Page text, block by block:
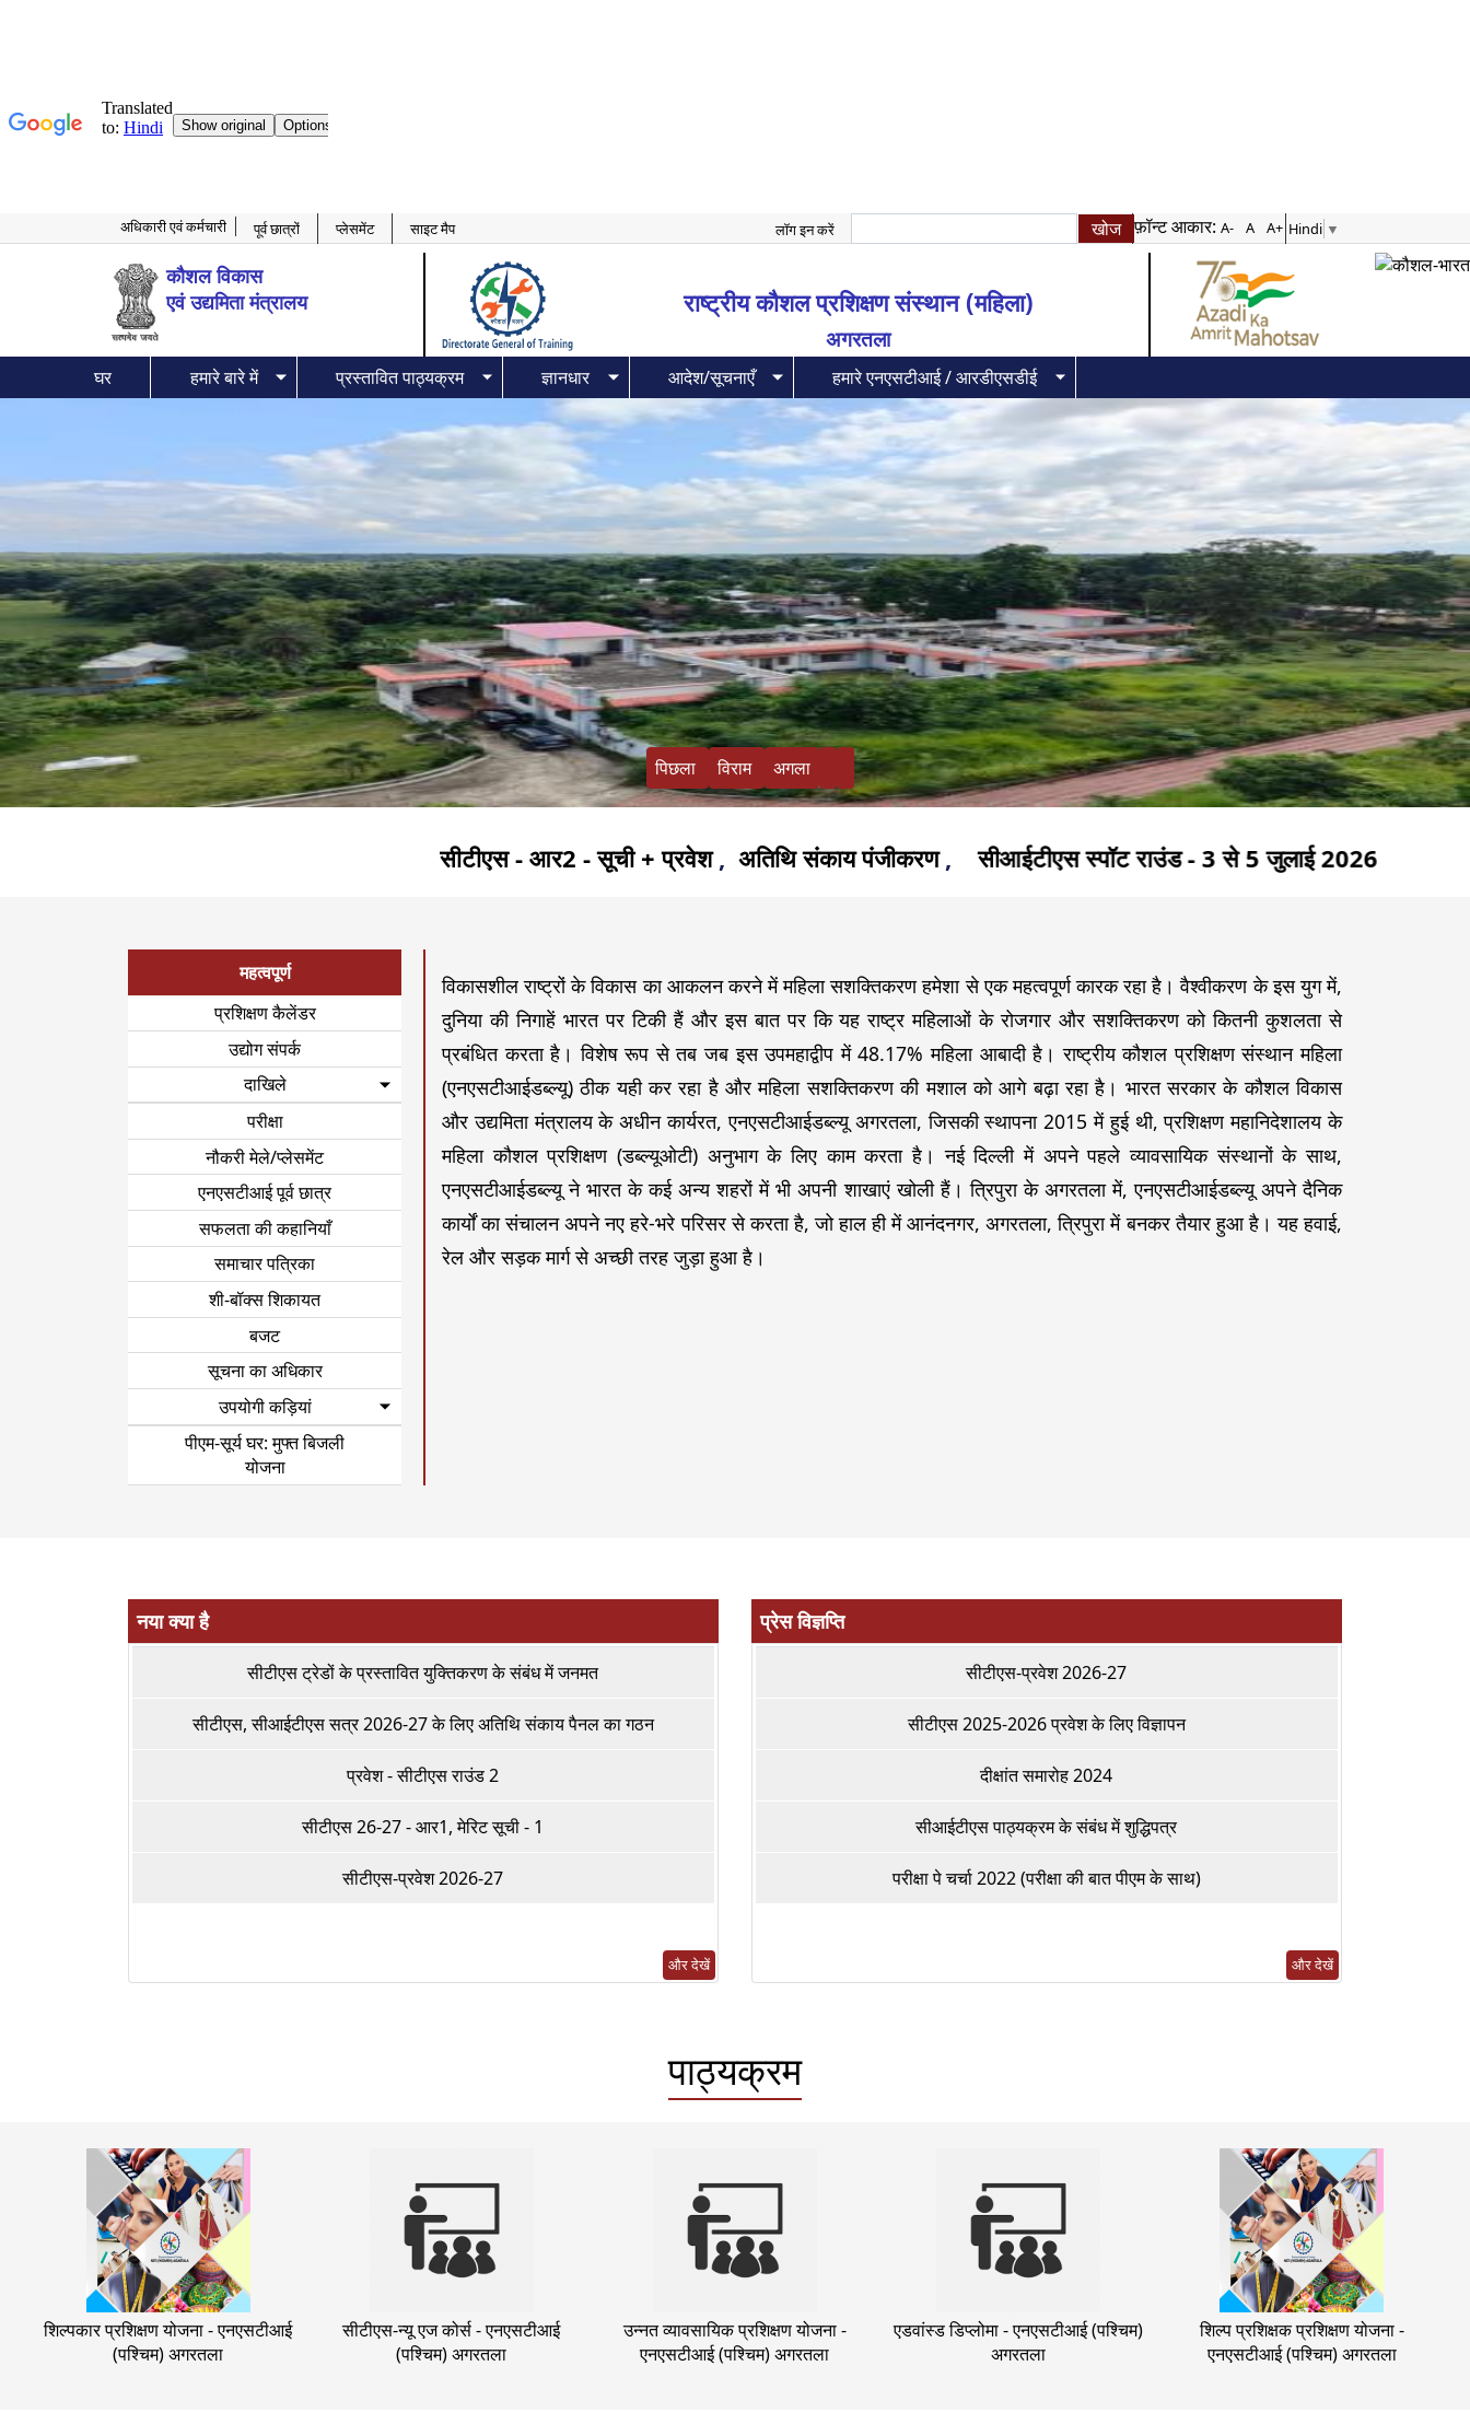
जाएं
अधिकारी एवं कर्मचारी पूर्व छात्रों प्लेसमेंट साइट मैप लॉग इन करें फ़ॉन्ट आकार:A- A A+ Hindi ▼
कौशल विकास
एवं उद्यमितामंत्रालय राष्ट्रीय कौशल प्रशिक्षण संस्थान (महिला)
अगरतला
घर हमारे बारे में प्रस्तावित पाठ्यक्रम ज्ञानधार आदेश/सूचनाएँ हमारे एनएसटीआई / आरडीएसडीई
पिछला विराम अगला
सीटीएस - आर2 - सूची + प्रवेश,अतिथि संकाय पंजीकरण,सीआईटीएस स्पॉट राउंड - 3 से 5 जुलाई 2026
महत्वपूर्ण
प्रशिक्षण कैलेंडर
उद्योग संपर्क
दाखिले
परीक्षा
नौकरी मेले/प्लेसमेंट
एनएसटीआई पूर्व छात्र
सफलता की कहानियाँ
समाचार पत्रिका
शी-बॉक्स शिकायत
बजट
सूचना का अधिकार
उपयोगी कड़ियां
पीएम-सूर्य घर: मुफ्त बिजली
योजना
विकासशील राष्ट्रों के विकास का आकलन करने में महिला सशक्तिकरण हमेशा से एक महत्वपूर्ण कारक रहा है। वैश्वीकरण के इस युग में,
दुनिया की निगाहें भारत पर टिकी हैं और इस बात पर कि यह राष्ट्र महिलाओं के रोजगार और सशक्तिकरण को कितनी कुशलता से
प्रबंधित करता है। विशेष रूप से तब जब इस उपमहाद्वीप में 48.17% महिला आबादी है। राष्ट्रीय कौशल प्रशिक्षण संस्थान महिला
(एनएसटीआईडब्ल्यू) ठीक यही कर रहा है और महिला सशक्तिकरण की मशाल को आगे बढ़ा रहा है। भारत सरकार के कौशल विकास
और उद्यमिता मंत्रालय के अधीन कार्यरत, एनएसटीआईडब्ल्यू अगरतला, जिसकी स्थापना 2015 में हुई थी, प्रशिक्षण महानिदेशालय के
महिला कौशल प्रशिक्षण (डब्ल्यूओटी) अनुभाग के लिए काम करता है। नई दिल्ली में अपने पहले व्यावसायिक संस्थानों के साथ,
एनएसटीआईडब्ल्यू ने भारत के कई अन्य शहरों में भी अपनी शाखाएं खोली हैं। त्रिपुरा के अगरतला में, एनएसटीआईडब्ल्यू अपने दैनिक
कार्यों का संचालन अपने नए हरे-भरे परिसर से करता है, जो हाल ही में आनंदनगर, अगरतला, त्रिपुरा में बनकर तैयार हुआ है। यह हवाई,
रेल और सड़क मार्ग से अच्छी तरह जुड़ा हुआ है।
नया क्या है
सीटीएस ट्रेडों के प्रस्तावित युक्तिकरण के संबंध में जनमत
सीटीएस, सीआईटीएस सत्र 2026-27 के लिए अतिथि संकाय पैनल का गठन
प्रवेश - सीटीएस राउंड 2
सीटीएस 26-27 - आर1, मेरिट सूची - 1
सीटीएस-प्रवेश 2026-27
और देखें
प्रेस विज्ञप्ति
सीटीएस-प्रवेश 2026-27
सीटीएस 2025-2026 प्रवेश के लिए विज्ञापन
दीक्षांत समारोह 2024
सीआईटीएस पाठ्यक्रम के संबंध में शुद्धिपत्र
परीक्षा पे चर्चा 2022 (परीक्षा की बात पीएम के साथ)
और देखें
पाठ्यक्रम
शिल्पकार प्रशिक्षण योजना - एनएसटीआई
(पश्चिम) अगरतला
सीटीएस-न्यू एज कोर्स - एनएसटीआई
(पश्चिम) अगरतला
उन्नत व्यावसायिक प्रशिक्षण योजना -
एनएसटीआई (पश्चिम) अगरतला
एडवांस्ड डिप्लोमा - एनएसटीआई (पश्चिम)
अगरतला
शिल्प प्रशिक्षक प्रशिक्षण योजना -
एनएसटीआई (पश्चिम) अगरतला